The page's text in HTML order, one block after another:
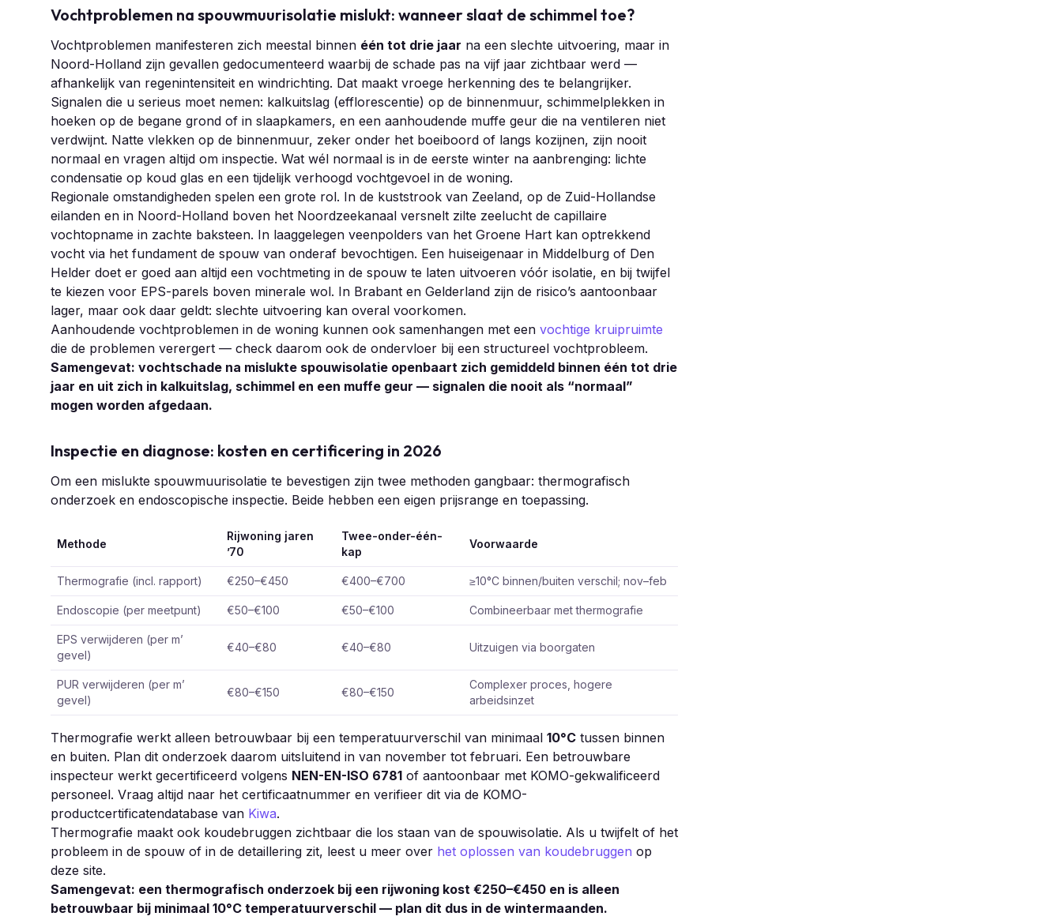
Vochtproblemen na spouwmuurisolatie mislukt: wanneer slaat de schimmel toe?
Vochtproblemen manifesteren zich meestal binnen één tot drie jaar na een slechte uitvoering, maar in
Noord-Holland zijn gevallen gedocumenteerd waarbij de schade pas na vijf jaar zichtbaar werd —
afhankelijk van regenintensiteit en windrichting. Dat maakt vroege herkenning des te belangrijker.
Signalen die u serieus moet nemen: kalkuitslag (efflorescentie) op de binnenmuur, schimmelplekken in
hoeken op de begane grond of in slaapkamers, en een aanhoudende muffe geur die na ventileren niet
verdwijnt. Natte vlekken op de binnenmuur, zeker onder het boeiboord of langs kozijnen, zijn nooit
normaal en vragen altijd om inspectie. Wat wél normaal is in de eerste winter na aanbrenging: lichte
condensatie op koud glas en een tijdelijk verhoogd vochtgevoel in de woning.
Regionale omstandigheden spelen een grote rol. In de kuststrook van Zeeland, op de Zuid-Hollandse
eilanden en in Noord-Holland boven het Noordzeekanaal versnelt zilte zeelucht de capillaire
vochtopname in zachte baksteen. In laaggelegen veenpolders van het Groene Hart kan optrekkend
vocht via het fundament de spouw van onderaf bevochtigen. Een huiseigenaar in Middelburg of Den
Helder doet er goed aan altijd een vochtmeting in de spouw te laten uitvoeren vóór isolatie, en bij twijfel
te kiezen voor EPS-parels boven minerale wol. In Brabant en Gelderland zijn de risico’s aantoonbaar
lager, maar ook daar geldt: slechte uitvoering kan overal voorkomen.
Aanhoudende vochtproblemen in de woning kunnen ook samenhangen met een vochtige kruipruimte
die de problemen verergert — check daarom ook de ondervloer bij een structureel vochtprobleem.
Samengevat: vochtschade na mislukte spouwisolatie openbaart zich gemiddeld binnen één tot drie
jaar en uit zich in kalkuitslag, schimmel en een muffe geur — signalen die nooit als “normaal”
mogen worden afgedaan.
Inspectie en diagnose: kosten en certificering in 2026
Om een mislukte spouwmuurisolatie te bevestigen zijn twee methoden gangbaar: thermografisch
onderzoek en endoscopische inspectie. Beide hebben een eigen prijsrange en toepassing.
Methode
Rijwoning jaren
’70
Twee-onder-één-
kap
Voorwaarde
Thermografie (incl. rapport) €250–€450 €400–€700 ≥10°C binnen/buiten verschil; nov–feb
Endoscopie (per meetpunt) €50–€100 €50–€100 Combineerbaar met thermografie
EPS verwijderen (per m’
gevel)
€40–€80 €40–€80 Uitzuigen via boorgaten
PUR verwijderen (per m’
gevel)
€80–€150 €80–€150
Complexer proces, hogere
arbeidsinzet
Thermografie werkt alleen betrouwbaar bij een temperatuurverschil van minimaal 10°C tussen binnen
en buiten. Plan dit onderzoek daarom uitsluitend in van november tot februari. Een betrouwbare
inspecteur werkt gecertificeerd volgens NEN-EN-ISO 6781 of aantoonbaar met KOMO-gekwalificeerd
personeel. Vraag altijd naar het certificaatnummer en verifieer dit via de KOMO-
productcertificatendatabase van Kiwa.
Thermografie maakt ook koudebruggen zichtbaar die los staan van de spouwisolatie. Als u twijfelt of het
probleem in de spouw of in de detaillering zit, leest u meer over het oplossen van koudebruggen op
deze site.
Samengevat: een thermografisch onderzoek bij een rijwoning kost €250–€450 en is alleen
betrouwbaar bij minimaal 10°C temperatuurverschil — plan dit dus in de wintermaanden.